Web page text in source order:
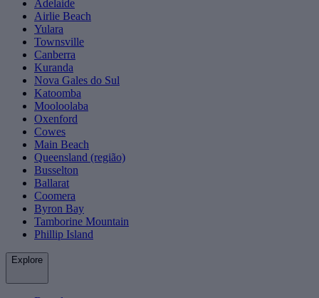
Adelaide
Airlie Beach
Yulara
Townsville
Canberra
Kuranda
Nova Gales do Sul
Katoomba
Mooloolaba
Oxenford
Cowes
Main Beach
Queensland (região)
Busselton
Ballarat
Coomera
Byron Bay
Tamborine Mountain
Phillip Island
Explore